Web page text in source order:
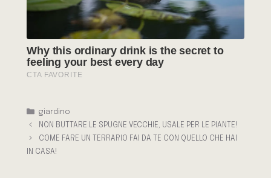
Categorie
giardino
NON BUTTARE LE SPUGNE VECCHIE, USALE PER LE PIANTE!
COME FARE UN TERRARIO FAI DA TE CON QUELLO CHE HAI
IN CASA!